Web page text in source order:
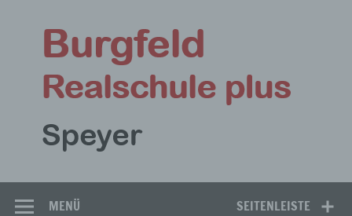
springen
SEITENLEISTE
MENÜ